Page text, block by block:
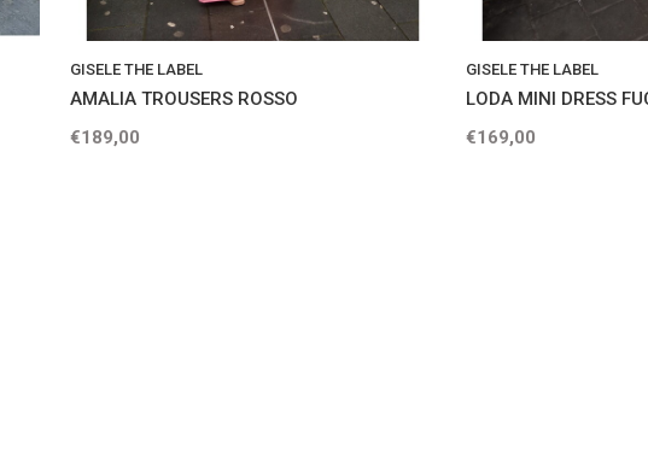
GISELE THE LABEL
AMALIA TROUSERS ROSSO
€189,00
GISELE THE LABEL
LODA MINI DRESS
€169,00